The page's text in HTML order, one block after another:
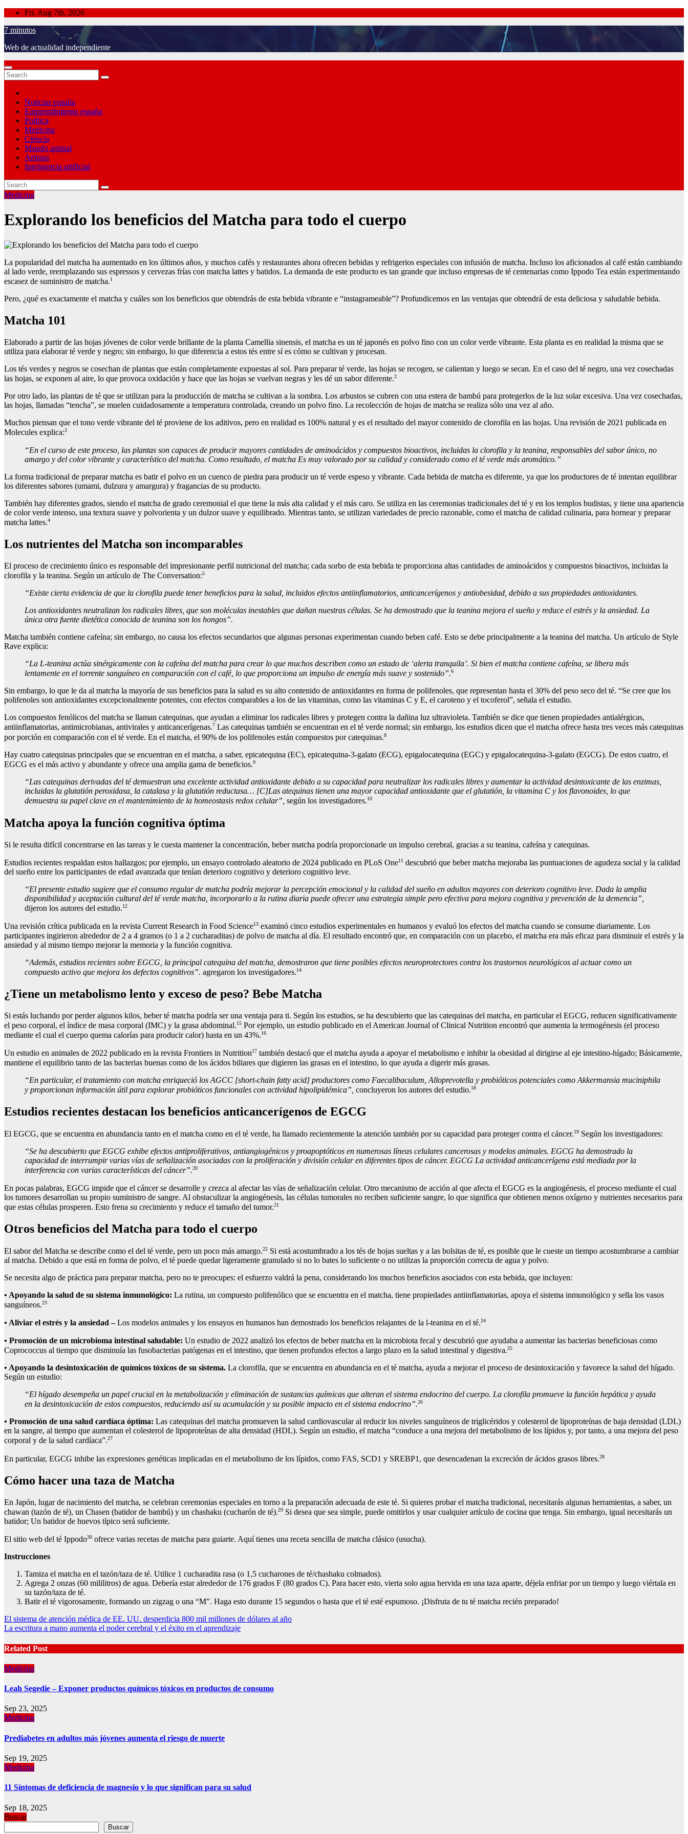
Skip
content
Fri. Aug 7th, 2026
7 minutos
Web de actualidad independiente
Noticias españa
Emprendimiento españa
Política
Medicina
Ciéncia
Mundo animal
Artistas
Inteligencia artificial
Medicina
Explorando los beneficios del Matcha para todo el cuerpo
La popularidad del matcha ha aumentado en los últimos años, y muchos cafés y restaurantes ahora ofrecen bebidas y refrigerios especiales con infusión de matcha. Incluso los aficionados al café están cambiando
al lado verde, reemplazando sus espressos y cervezas frías con matcha lattes y batidos. La demanda de este producto es tan grande que incluso empresas de té centenarias como Ippodo Tea están experimentando
escasez de suministro de matcha.1
Pero, ¿qué es exactamente el matcha y cuáles son los beneficios que obtendrás de esta bebida vibrante e “instagrameable”? Profundicemos en las ventajas que obtendrá de esta deliciosa y saludable bebida.
Matcha 101
Elaborado a partir de las hojas jóvenes de color verde brillante de la planta Camellia sinensis, el matcha es un té japonés en polvo fino con un color verde vibrante. Esta planta es en realidad la misma que se
utiliza para elaborar té verde y negro; sin embargo, lo que diferencia a estos tés entre sí es cómo se cultivan y procesan.
Los tés verdes y negros se cosechan de plantas que están completamente expuestas al sol. Para preparar té verde, las hojas se recogen, se calientan y luego se secan. En el caso del té negro, una vez cosechadas
las hojas, se exponen al aire, lo que provoca oxidación y hace que las hojas se vuelvan negras y les dé un sabor diferente.2
Por otro lado, las plantas de té que se utilizan para la producción de matcha se cultivan a la sombra. Los arbustos se cubren con una estera de bambú para protegerlos de la luz solar excesiva. Una vez cosechadas,
las hojas, llamadas “tencha”, se muelen cuidadosamente a temperatura controlada, creando un polvo fino. La recolección de hojas de matcha se realiza sólo una vez al año.
Muchos piensan que el tono verde vibrante del té proviene de los aditivos, pero en realidad es 100% natural y es el resultado del mayor contenido de clorofila en las hojas. Una revisión de 2021 publicada en
Molecules explica:3
“En el curso de este proceso, las plantas son capaces de producir mayores cantidades de aminoácidos y compuestos bioactivos, incluidas la clorofila y la teanina, responsables del sabor único, no
amargo y del color vibrante y característico del matcha. Como resultado, el matcha Es muy valorado por su calidad y considerado como el té verde más aromático.”
La forma tradicional de preparar matcha es batir el polvo en un cuenco de piedra para producir un té verde espeso y vibrante. Cada bebida de matcha es diferente, ya que los productores de té intentan equilibrar
los diferentes sabores (umami, dulzura y amargura) y fragancias de su producto.
También hay diferentes grados, siendo el matcha de grado ceremonial el que tiene la más alta calidad y el más caro. Se utiliza en las ceremonias tradicionales del té y en los templos budistas, y tiene una apariencia
de color verde intenso, una textura suave y polvorienta y un dulzor suave y equilibrado. Mientras tanto, se utilizan variedades de precio razonable, como el matcha de calidad culinaria, para hornear y preparar
matcha lattes.4
Los nutrientes del Matcha son incomparables
El proceso de crecimiento único es responsable del impresionante perfil nutricional del matcha; cada sorbo de esta bebida te proporciona altas cantidades de aminoácidos y compuestos bioactivos, incluidas la
clorofila y la teanina. Según un artículo de The Conversation:5
“Existe cierta evidencia de que la clorofila puede tener beneficios para la salud, incluidos efectos antiinflamatorios, anticancerígenos y antiobesidad, debido a sus propiedades antioxidantes.
Los antioxidantes neutralizan los radicales libres, que son moléculas inestables que dañan nuestras células. Se ha demostrado que la teanina mejora el sueño y reduce el estrés y la ansiedad. La
única otra fuente dietética conocida de teanina son los hongos”.
Matcha también contiene cafeína; sin embargo, no causa los efectos secundarios que algunas personas experimentan cuando beben café. Esto se debe principalmente a la teanina del matcha. Un artículo de Style
Rave explica:
“La L-teanina actúa sinérgicamente con la cafeína del matcha para crear lo que muchos describen como un estado de ‘alerta tranquila’. Si bien el matcha contiene cafeína, se libera más
lentamente en el torrente sanguíneo en comparación con el café, lo que proporciona un impulso de energía más suave y sostenido”.6
Sin embargo, lo que le da al matcha la mayoría de sus beneficios para la salud es su alto contenido de antioxidantes en forma de polifenoles, que representan hasta el 30% del peso seco del té. “Se cree que los
polifenoles son antioxidantes excepcionalmente potentes, con efectos comparables a los de las vitaminas, como las vitaminas C y E, el caroteno y el tocoferol”, señala el estudio.
Los compuestos fenólicos del matcha se llaman catequinas, que ayudan a eliminar los radicales libres y protegen contra la dañina luz ultravioleta. También se dice que tienen propiedades antialérgicas,
antiinflamatorias, antimicrobianas, antivirales y anticancerígenas.7 Las catequinas también se encuentran en el té verde normal; sin embargo, los estudios dicen que el matcha ofrece hasta tres veces más catequinas
por porción en comparación con el té verde. En el matcha, el 90% de los polifenoles están compuestos por catequinas.8
Hay cuatro catequinas principales que se encuentran en el matcha, a saber, epicatequina (EC), epicatequina-3-galato (ECG), epigalocatequina (EGC) y epigalocatequina-3-galato (EGCG). De estos cuatro, el
EGCG es el más activo y abundante y ofrece una amplia gama de beneficios.9
“Las catequinas derivadas del té demuestran una excelente actividad antioxidante debido a su capacidad para neutralizar los radicales libres y aumentar la actividad desintoxicante de las enzimas,
incluidas la glutatión peroxidasa, la catalasa y la glutatión reductasa… [C]Las atequinas tienen una mayor capacidad antioxidante que el glutatión, la vitamina C y los flavonoides, lo que
demuestra su papel clave en el mantenimiento de la homeostasis redox celular”, según los investigadores.10
Matcha apoya la función cognitiva óptima
Si le resulta difícil concentrarse en las tareas y le cuesta mantener la concentración, beber matcha podría proporcionarle un impulso cerebral, gracias a su teanina, cafeína y catequinas.
Estudios recientes respaldan estos hallazgos; por ejemplo, un ensayo controlado aleatorio de 2024 publicado en PLoS One11 descubrió que beber matcha mejoraba las puntuaciones de agudeza social y la calidad
del sueño entre los participantes de edad avanzada que tenían deterioro cognitivo y deterioro cognitivo leve.
“El presente estudio sugiere que el consumo regular de matcha podría mejorar la percepción emocional y la calidad del sueño en adultos mayores con deterioro cognitivo leve. Dada la amplia
disponibilidad y aceptación cultural del té verde matcha, incorporarlo a la rutina diaria puede ofrecer una estrategia simple pero efectiva para mejora cognitiva y prevención de la demencia”,
dijeron los autores del estudio.12
Una revisión crítica publicada en la revista Current Research in Food Science13 examinó cinco estudios experimentales en humanos y evaluó los efectos del matcha cuando se consume diariamente. Los
participantes ingirieron alrededor de 2 a 4 gramos (o 1 a 2 cucharaditas) de polvo de matcha al día. El resultado encontró que, en comparación con un placebo, el matcha era más eficaz para disminuir el estrés y la
ansiedad y al mismo tiempo mejorar la memoria y la función cognitiva.
“Además, estudios recientes sobre EGCG, la principal catequina del matcha, demostraron que tiene posibles efectos neuroprotectores contra los trastornos neurológicos al actuar como un
compuesto activo que mejora los defectos cognitivos”. agregaron los investigadores.14
¿Tiene un metabolismo lento y exceso de peso? Bebe Matcha
Si estás luchando por perder algunos kilos, beber té matcha podría ser una ventaja para ti. Según los estudios, se ha descubierto que las catequinas del matcha, en particular el EGCG, reducen significativamente
el peso corporal, el índice de masa corporal (IMC) y la grasa abdominal.15 Por ejemplo, un estudio publicado en el American Journal of Clinical Nutrition encontró que aumenta la termogénesis (el proceso
mediante el cual el cuerpo quema calorías para producir calor) hasta en un 43%.16
Un estudio en animales de 2022 publicado en la revista Frontiers in Nutrition17 también destacó que el matcha ayuda a apoyar el metabolismo e inhibir la obesidad al dirigirse al eje intestino-hígado; Básicamente,
mantiene el equilibrio tanto de las bacterias buenas como de los ácidos biliares que digieren las grasas en el intestino, lo que ayuda a digerir más grasas.
“En particular, el tratamiento con matcha enriqueció los AGCC [short-chain fatty acid] productores como Faecalibaculum, Alloprevotella y probióticos potenciales como Akkermansia muciniphila
y proporcionan información útil para explorar probióticos funcionales con actividad hipolipidémica”, concluyeron los autores del estudio.18
Estudios recientes destacan los beneficios anticancerígenos de EGCG
El EGCG, que se encuentra en abundancia tanto en el matcha como en el té verde, ha llamado recientemente la atención también por su capacidad para proteger contra el cáncer.19 Según los investigadores:
“Se ha descubierto que EGCG exhibe efectos antiproliferativos, antiangiogénicos y proapoptóticos en numerosas líneas celulares cancerosas y modelos animales. EGCG ha demostrado la
capacidad de interrumpir varias vías de señalización asociadas con la proliferación y división celular en diferentes tipos de cáncer. EGCG La actividad anticancerígena está mediada por la
interferencia con varias características del cáncer”.20
En pocas palabras, EGCG impide que el cáncer se desarrolle y crezca al afectar las vías de señalización celular. Otro mecanismo de acción al que afecta el EGCG es la angiogénesis, el proceso mediante el cual
los tumores desarrollan su propio suministro de sangre. Al obstaculizar la angiogénesis, las células tumorales no reciben suficiente sangre, lo que significa que obtienen menos oxígeno y nutrientes necesarios para
que estas células prosperen. Esto frena su crecimiento y reduce el tamaño del tumor.21
Otros beneficios del Matcha para todo el cuerpo
El sabor del Matcha se describe como el del té verde, pero un poco más amargo.22 Si está acostumbrado a los tés de hojas sueltas y a las bolsitas de té, es posible que le cueste un tiempo acostumbrarse a cambiar
al matcha. Debido a que está en forma de polvo, el té puede quedar ligeramente granulado si no lo bates lo suficiente o no utilizas la proporción correcta de agua y polvo.
Se necesita algo de práctica para preparar matcha, pero no te preocupes: el esfuerzo valdrá la pena, considerando los muchos beneficios asociados con esta bebida, que incluyen:
• Apoyando la salud de su sistema inmunológico: La rutina, un compuesto polifenólico que se encuentra en el matcha, tiene propiedades antiinflamatorias, apoya el sistema inmunológico y sella los vasos
sanguíneos.23
• Aliviar el estrés y la ansiedad –Los modelos animales y los ensayos en humanos han demostrado los beneficios relajantes de la l-teanina en el té.24
• Promoción de un microbioma intestinal saludable: Un estudio de 2022 analizó los efectos de beber matcha en la microbiota fecal y descubrió que ayudaba a aumentar las bacterias beneficiosas como
Coprococcus al tiempo que disminuía las fusobacterias patógenas en el intestino, que tienen profundos efectos a largo plazo en la salud intestinal y digestiva.25
• Apoyando la desintoxicación de químicos tóxicos de su sistema. La clorofila, que se encuentra en abundancia en el té matcha, ayuda a mejorar el proceso de desintoxicación y favorece la salud del hígado.
Según un estudio:
“El hígado desempeña un papel crucial en la metabolización y eliminación de sustancias químicas que alteran el sistema endocrino del cuerpo. La clorofila promueve la función hepática y ayuda
en la desintoxicación de estos compuestos, reduciendo así su acumulación y su posible impacto en el sistema endocrino”.26
• Promoción de una salud cardíaca óptima: Las catequinas del matcha promueven la salud cardiovascular al reducir los niveles sanguíneos de triglicéridos y colesterol de lipoproteínas de baja densidad (LDL)
en la sangre, al tiempo que aumentan el colesterol de lipoproteínas de alta densidad (HDL). Según un estudio, el matcha “conduce a una mejora del metabolismo de los lípidos y, por tanto, a una mejora del peso
corporal y de la salud cardíaca”.27
En particular, EGCG inhibe las expresiones genéticas implicadas en el metabolismo de los lípidos, como FAS, SCD1 y SREBP1, que desencadenan la excreción de ácidos grasos libres.28
Cómo hacer una taza de Matcha
En Japón, lugar de nacimiento del matcha, se celebran ceremonias especiales en torno a la preparación adecuada de este té. Si quieres probar el matcha tradicional, necesitarás algunas herramientas, a saber, un
chawan (tazón de té), un Chasen (batidor de bambú) y un chashaku (cucharón de té).29 Si desea que sea simple, puede omitirlos y usar cualquier artículo de cocina que tenga. Sin embargo, igual necesitarás un
batidor; Un batidor de huevos típico será suficiente.
El sitio web del té Ippodo30 ofrece varias recetas de matcha para guiarte. Aquí tienes una receta sencilla de matcha clásico (usucha).
Instrucciones
Tamiza el matcha en el tazón/taza de té. Utilice 1 cucharadita rasa (o 1,5 cucharones de té/chashaku colmados).
Agrega 2 onzas (60 mililitros) de agua. Debería estar alrededor de 176 grados F (80 grados C). Para hacer esto, vierta solo agua hervida en una taza aparte, déjela enfriar por un tiempo y luego viértala en
su tazón/taza de té.
Batir el té vigorosamente, formando un zigzag o una “M”. Haga esto durante 15 segundos o hasta que el té esté espumoso. ¡Disfruta de tu té matcha recién preparado!
Post
navigation
El sistema de atención médica de EE. UU. desperdicia 800 mil millones de dólares al año
La escritura a mano aumenta el poder cerebral y el éxito en el aprendizaje
Related Post
Medicina
Leah Segedie – Exponer productos químicos tóxicos en productos de consumo
Sep 23, 2025
Medicina
Prediabetes en adultos más jóvenes aumenta el riesgo de muerte
Sep 19, 2025
Medicina
11 Síntomas de deficiencia de magnesio y lo que significan para su salud
Sep 18, 2025
Buscar
Buscar